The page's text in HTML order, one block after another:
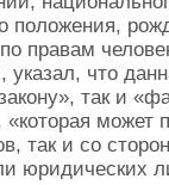
положения,
правам
что
так и
может
так и со
юридических